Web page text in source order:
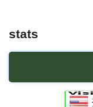
stats